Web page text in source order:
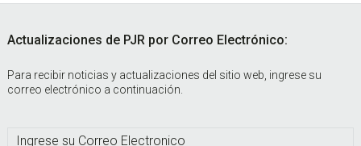
Footer
Actualizaciones de PJR por Correo Electrónico:
Para recibir noticias y actualizaciones del sitio web, ingrese su
correo electrónico a continuación.